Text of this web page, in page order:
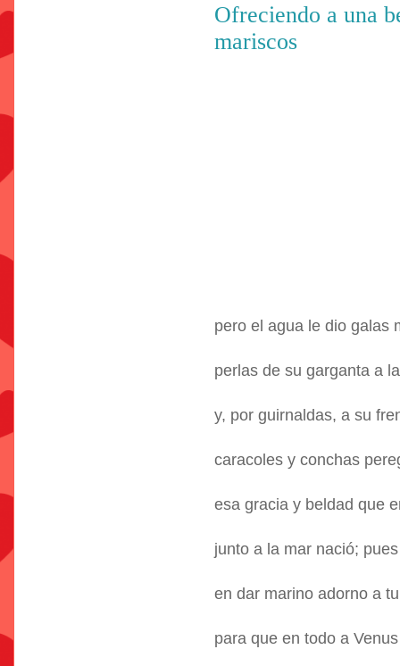
Ofreciendo a una
mariscos
pero el agua le dio galas
perlas de su garganta a
y, por guirnaldas, a su
caracoles y conchas
esa gracia y beldad que
junto a la mar nació;
en dar marino adorno a
para que en todo a